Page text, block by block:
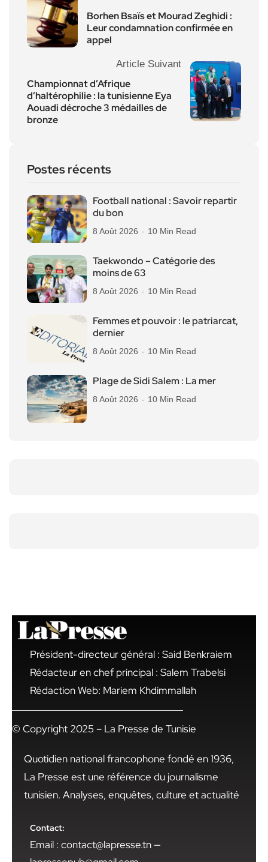
Borhen Bsaïs et Mourad Zeghidi :
Leur condamnation confirmée en
appel
Article Suivant
Championnat d’Afrique
d’haltérophilie : la tunisienne Eya
Aouadi décroche 3 médailles de
bronze
Postes récents
Football national : Savoir repartir
du bon
8 Août 2026 10 Min Read
Taekwondo – Catégorie des
moins de 63
8 Août 2026 10 Min Read
Femmes et pouvoir : le patriarcat,
dernier
8 Août 2026 10 Min Read
Plage de Sidi Salem : La mer
8 Août 2026 10 Min Read
Président-directeur général : Said Benkraiem
Rédacteur en chef principal : Salem Trabelsi
Rédaction Web: Mariem Khdimmallah
© Copyright 2025 – La Presse de Tunisie
Quotidien national francophone fondé en 1936,
La Presse est une référence du journalisme
tunisien. Analyses, enquêtes, culture et actualité
Contact:
Email : contact@lapresse.tn —